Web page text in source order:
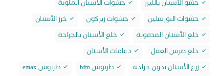
حشو الأسنان بالليزر
حشوات الأسنان الملونة
حشوات البورسلين
حشوات زيركون
خرز الأسنان
خلع الأسنان المدفونة
خلع الأسنان بالجراحة
خلع ضرس العقل
دعامات الأسنان
زرع الأسنان بدون جراحة
طربوش bfm
طربوش emax